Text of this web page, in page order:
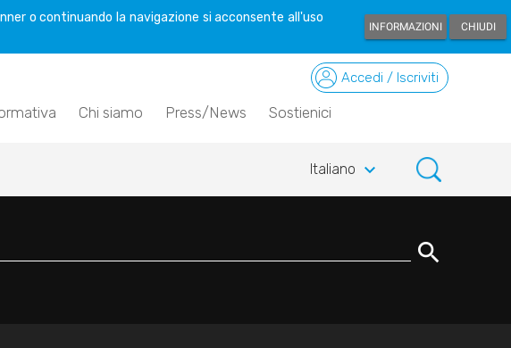
o continuando la navigazione si acconsente all'uso
INFORMAZIONI CHIUDI
Chi siamo Press/News Sostienici
Accedi / Iscriviti
Italiano keyboard_arrow_down
search